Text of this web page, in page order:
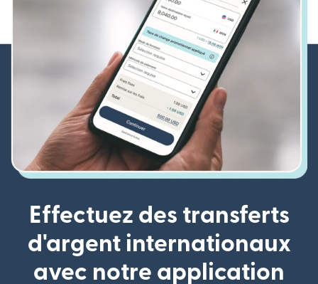
Effectuez des transferts
d'argent internationaux
avec notre application